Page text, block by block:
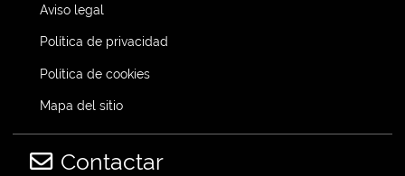
Aviso legal
Política de privacidad
Política de cookies
Mapa del sitio
Contactar